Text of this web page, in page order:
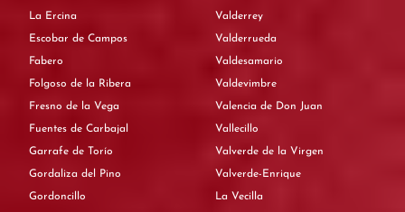
La Ercina
Escobar de Campos
Fabero
Folgoso de la Ribera
Fresno de la Vega
Fuentes de Carbajal
Garrafe de Torío
Gordaliza del Pino
Gordoncillo
Valderrey
Valderrueda
Valdesamario
Valdevimbre
Valencia de Don Juan
Vallecillo
Valverde de la Virgen
Valverde-Enrique
La Vecilla